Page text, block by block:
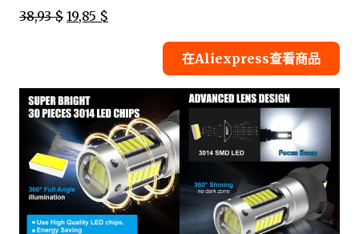
38,93 $ 19,85 $
在Aliexpress查看商品